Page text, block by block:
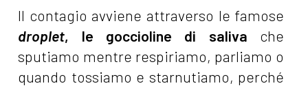
Il contagio avviene attraverso le famose
droplet, le goccioline di saliva che
sputiamo mentre respiriamo, parliamo o
quando tossiamo e starnutiamo, perché